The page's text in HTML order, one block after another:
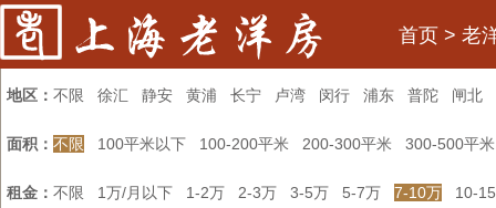
首页 > 老
地区： 不限 徐汇 静安 黄浦 长宁 卢湾 闵行 浦东 普陀 闸北
面积： 不限 100平米以下 100-200平米 200-300平米 300-500平米
租金： 不限 1万/月以下 1-2万 2-3万 3-5万 5-7万 7-10万 10-